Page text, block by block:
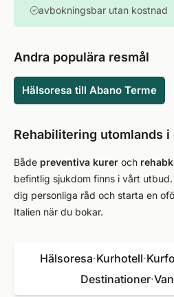
avbokningsbar utan kostnad
Andra populära resmål
Hälsoresa till Abano Terme
Rehabilitering utomlands
Både preventiva kurer och
befintlig sjukdom finns i vårt
dig personliga råd och starta en
Italien när du bokar.
Hälsoresa·Kurhotell·
Destinationer·